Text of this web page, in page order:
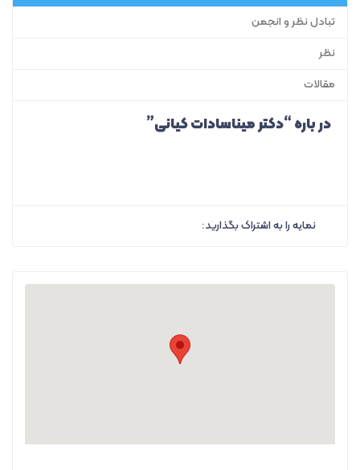
تبادل نظر و انجمن
نظر
مقالات
در باره “دکتر میناسادات کیانی”
نمایه را به اشتراک بگذارید: